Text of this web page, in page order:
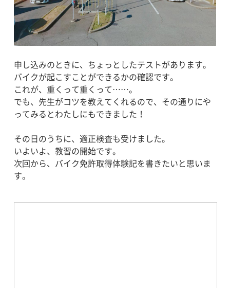
申し込みのときに、ちょっとしたテストがあります。
バイクが起こすことができるかの確認です。
これが、重くって重くって……。
でも、先生がコツを教えてくれるので、その通りにや
ってみるとわたしにもできました！
その日のうちに、適正検査も受けました。
いよいよ、教習の開始です。
次回から、バイク免許取得体験記を書きたいと思いま
す。